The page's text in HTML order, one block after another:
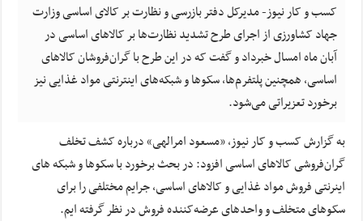
کسب و کار نیوز- مدیرکل دفتر بازرسی و نظارت بر کالای اساسی وزارت
جهاد کشاورزی از اجرای طرح تشدید نظارت‌ها بر کالاهای اساسی در
آبان ماه امسال خبرداد و گفت که در این طرح با گران‌فروشان کالاهای
اساسی، همچنین پلتفرم‌ها، سکوها و شبکه‌های اینترنتی مواد غذایی نیز
برخورد تعزیراتی می‌شود.
به گزارش کسب و کار نیوز، «مسعود امرالهی» درباره کشف تخلف
گران‌فروشی کالاهای اساسی افزود: در بحث برخورد با سکوها و شبکه های
اینرنتی فروش مواد غذایی و کالاهای اساسی، جرایم مختلفی را برای
سکوهای متخلف و واحدهای عرضه‌کننده فروش در نظر گرفته ایم.